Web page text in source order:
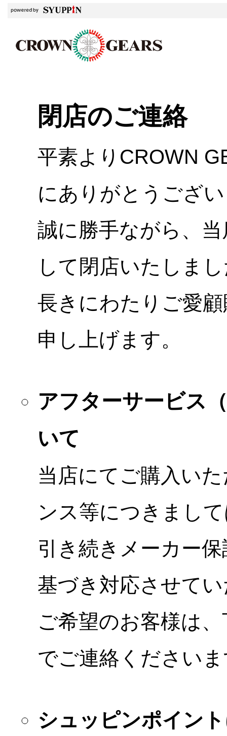
閉店のご連絡
平素よりCROWN
にありがとうござ
誠に勝手ながら、
して閉店いたしま
長きにわたりご愛
申し上げます。
アフターサービス
いて
当店にてご購入い
ンス等につきまし
引き続きメーカー
基づき対応させて
ご希望のお客様は
でご連絡ください
シュッピンポイン